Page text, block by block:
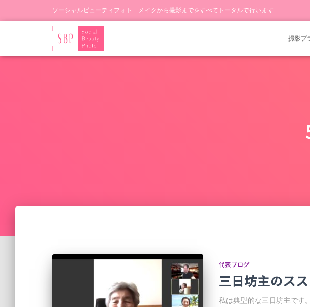
ソーシャルビューティフォト メイクから撮影までをすべてトータルで行います
撮影プ
代表ブログ
三日坊主のス
私は典型的な三日坊主です